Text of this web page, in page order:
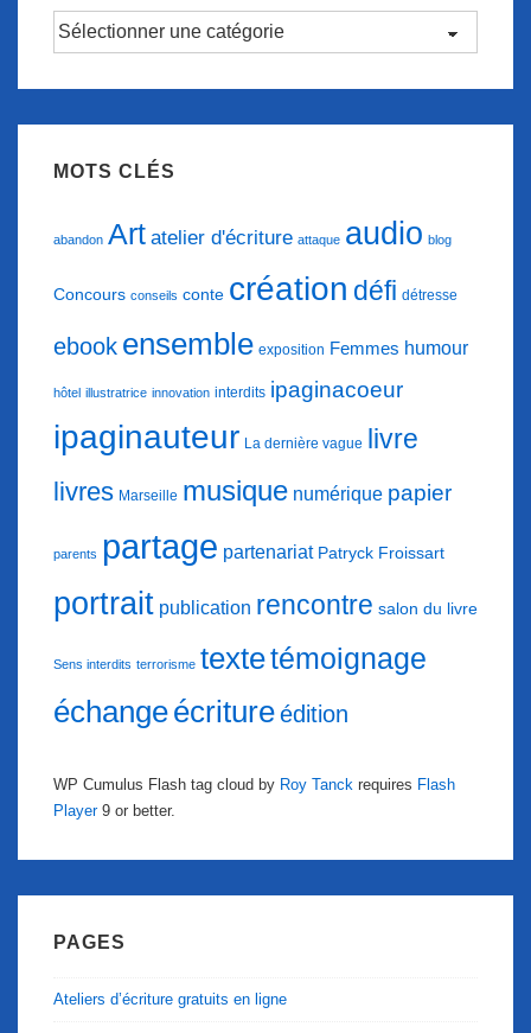
Catégories
MOTS CLÉS
abandon Art atelier d'écriture attaque audio blog
Concours conseils conte création défi détresse
ebook ensemble exposition Femmes humour
hôtel illustratrice innovation interdits ipaginacoeur
ipaginauteur La dernière vague livre
livres Marseille musique numérique papier
parents partage partenariat Patryck Froissart
portrait publication rencontre salon du livre
Sens interdits terrorisme textetémoignage
échangeécritureédition
WP Cumulus Flash tag cloud by Roy Tanck requires Flash
Player9 or better.
PAGES
Ateliers d’écriture gratuits en ligne